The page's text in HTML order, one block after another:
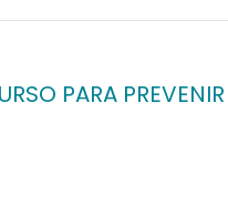
PARA PREVENIR